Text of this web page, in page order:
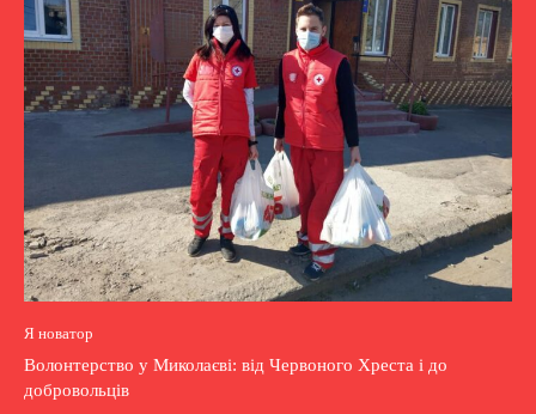
Я новатор
Волонтерство у Миколаєві: від Червоного Хреста і до
добровольців